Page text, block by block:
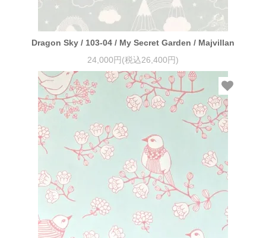
Dragon Sky / 103-04 / My Secret Garden / Majvillan
24,000円(税込26,400円)